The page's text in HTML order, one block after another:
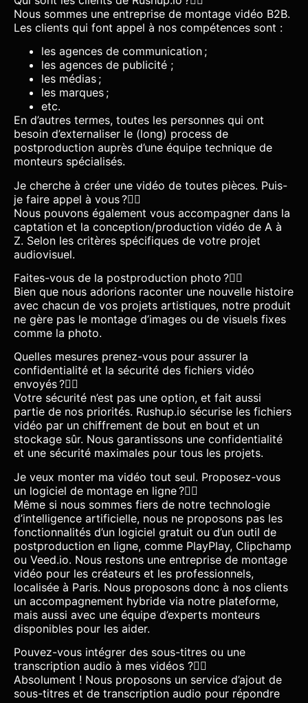
Nous sommes une entreprise de montage vidéo B2B.
Les clients qui font appel à nos compétences sont :
les agences de communication ;
les agences de publicité ;
les médias ;
les marques ;
etc.
En d’autres termes, toutes les personnes qui ont
besoin d’externaliser le (long) process de
postproduction auprès d’une équipe technique de
monteurs spécialisés.
Je cherche à créer une vidéo de toutes pièces. Puis-
je faire appel à vous ?
Nous pouvons également vous accompagner dans la
captation et la conception/production vidéo de A à
Z. Selon les critères spécifiques de votre projet
audiovisuel.
Faites-vous de la postproduction photo ?
Bien que nous adorions raconter une nouvelle histoire
avec chacun de vos projets artistiques, notre produit
ne gère pas le montage d’images ou de visuels fixes
comme la photo.
Quelles mesures prenez-vous pour assurer la
confidentialité et la sécurité des fichiers vidéo
envoyés ?
Votre sécurité n’est pas une option, et fait aussi
partie de nos priorités. Rushup.io sécurise les fichiers
vidéo par un chiffrement de bout en bout et un
stockage sûr. Nous garantissons une confidentialité
et une sécurité maximales pour tous les projets.
Je veux monter ma vidéo tout seul. Proposez-vous
un logiciel de montage en ligne ?
Même si nous sommes fiers de notre technologie
d’intelligence artificielle, nous ne proposons pas les
fonctionnalités d’un logiciel gratuit ou d’un outil de
postproduction en ligne, comme PlayPlay, Clipchamp
ou Veed.io. Nous restons une entreprise de montage
vidéo pour les créateurs et les professionnels,
localisée à Paris. Nous proposons donc à nos clients
un accompagnement hybride via notre plateforme,
mais aussi avec une équipe d’experts monteurs
disponibles pour les aider.
Pouvez-vous intégrer des sous-titres ou une
transcription audio à mes vidéos ?
Absolument ! Nous proposons un service d’ajout de
sous-titres et de transcription audio pour répondre